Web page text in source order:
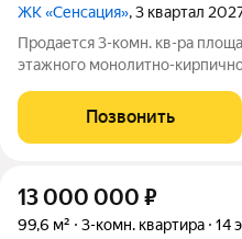
ЖК «Сенсация», 3 квартал
Продается 3-комн. кв-ра
этажного монолитно-
московского застройщика ГК
16-этажных
Позвонить
13 000 000 ₽
99,6 м² 3-комн. квартира 14